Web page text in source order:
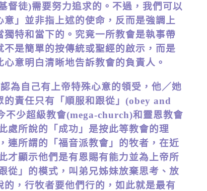
督徒)需要努力追求的。不過，我們可以
」並非指上述的使命，反而是強調上
特和當下的。究竟一所教會是執事帶
是簡單的按傳統或聖經的啟示，而是
意明白清晰地告訴教會的負責人。
為自己有上帝特殊心意的領受，他／她
責任只有「順服和跟從」(obey and
少超級教會(mega-church)和靈恩教會
處所說的「成功」是按此等教會的理
連所謂的「福音派教會」的牧者，在近
才顯示他們是有恩賜有能力並為上帝所
從」的模式，叫弟兄姊妹放棄思考、放
，行牧者要他們行的，如此就是最有